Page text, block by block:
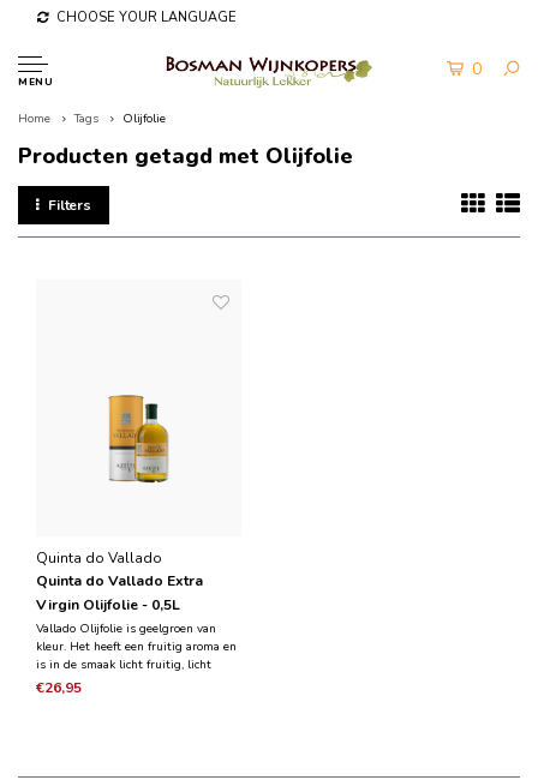
CHOOSE YOUR LANGUAGE
MENU
0
Home Tags Olijfolie
Producten getagd met Olijfolie
Filters
Quinta do Vallado
Quinta do Vallado Extra
Virgin Olijfolie - 0,5L
Vallado Olijfolie is geelgroen van
kleur. Het heeft een fruitig aroma en
is in de smaak licht fruitig, licht
pikant, fris en kruidig met tonen van
€26,95